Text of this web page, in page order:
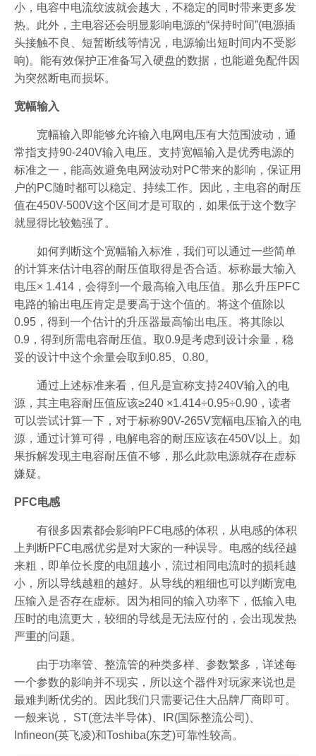
小，电容中电流纹波就会越大，不稳定的同时带来更多发
热。此外，主电容还会明显影响电源的“保持时间”(电源插
头接触不良、短暂断线等情况，电源输出短时间内不受影
响)。能有效保护正准备写入硬盘的数据，也能避免配件因
为突然断电而损坏。
宽幅输入
宽幅输入即能够允许输入电网电压有大范围波动，通
常指支持90-240V输入电压。支持宽幅输入是优秀电源的
标准之一，能高效避免电网波动对PC带来的影响，保证用
户的PC随时都可以稳定、持续工作。因此，主电容的耐压
值在450V-500V这个区间才是可取的，如果低于这个数字
就显得比较勉强了。
如何判断这个宽幅输入标准，我们可以通过一些简单
的计算来估计电容的耐压值取得是否合适。标称最大输入
电压× 1.414，会得到一个最高输入电压值。那么升压PFC
电路的输出电压肯定是要高于这个值的。将这个值除以
0.95，得到一个估计的升压器最高输出电压。将其除以
0.9，得到所需电容耐压值。取0.9是考虑到设计余量，稳
妥的设计中这个余量会取到0.85、0.80。
通过上述标准来看，但凡是宣称支持240V输入的电
源，其主电容耐压值应该≥240 ×1.414÷0.95÷0.90，读者
可以尝试计算一下，对于标称90V-265V宽幅电压输入的电
源，通过计算可得，电解电容的耐压应该在450V以上。如
果拆解发现主电容耐压值不够，那么此款电源就存在虚标
嫌疑。
PFC电感
有很多因素都会影响PFC电感的体积，从电感的体积
上判断PFC电感优劣是对大家的一种误导。电感的线径越
来粗，即单位长度的电阻越小，流过相同电流时的损耗越
小，所以导线越粗的越好。从导线的粗细也可以判断宽电
压输入是否存在虚标。因为相同的输入功率下，低输入电
压时的电流更大，较细的导线是无法应付的，会出现发热
严重的问题。
由于功率管、整流管的种类多样、参数繁多，详述每
一个参数的影响并不现实，所以这个器件对玩家来说也是
最难判断优劣的。因此我们只需要记住大品牌厂商即可。
一般来说， ST(意法半导体)、IR(国际整流公司)、
Infineon(英飞凌)和Toshiba(东芝)可靠性较高。